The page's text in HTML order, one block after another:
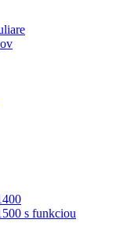
s funkciou